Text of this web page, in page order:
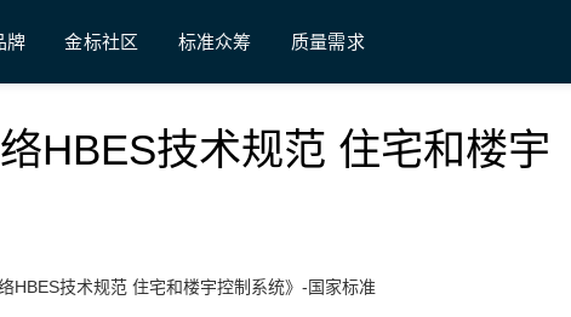
牌 金标社区 标准众筹 质量需求
HBES技术规范 住宅和楼宇
HBES技术规范 住宅和楼宇控制系统》-国家标准